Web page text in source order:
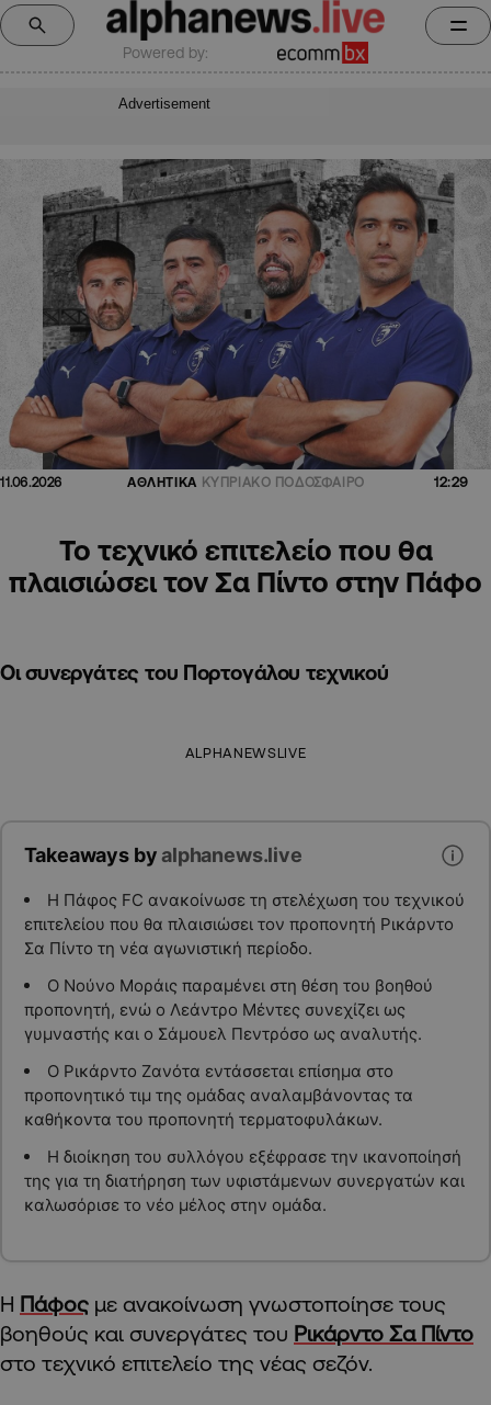
Powered by:
Advertisement
11.06.2026 ΑΘΛΗΤΙΚΑ ΚΥΠΡΙΑΚΟ ΠΟΔΟΣΦΑΙΡΟ 12:29
Το τεχνικό επιτελείο που θα
πλαισιώσει τον Σα Πίντο στην Πάφο
Οι συνεργάτες του Πορτογάλου τεχνικού
ALPHANEWSLIVE
Takeaways byalphanews.live
Η Πάφος FC ανακοίνωσε τη στελέχωση του τεχνικού
επιτελείου που θα πλαισιώσει τον προπονητή Ρικάρντο
Σα Πίντο τη νέα αγωνιστική περίοδο.
Ο Νούνο Μοράις παραμένει στη θέση του βοηθού
προπονητή, ενώ ο Λεάντρο Μέντες συνεχίζει ως
γυμναστής και ο Σάμουελ Πεντρόσο ως αναλυτής.
Ο Ρικάρντο Ζανότα εντάσσεται επίσημα στο
προπονητικό τιμ της ομάδας αναλαμβάνοντας τα
καθήκοντα του προπονητή τερματοφυλάκων.
Η διοίκηση του συλλόγου εξέφρασε την ικανοποίησή
της για τη διατήρηση των υφιστάμενων συνεργατών και
καλωσόρισε το νέο μέλος στην ομάδα.
Η Πάφος με ανακοίνωση γνωστοποίησε τους
βοηθούς και συνεργάτες του Ρικάρντο Σα Πίντο
στο τεχνικό επιτελείο της νέας σεζόν.